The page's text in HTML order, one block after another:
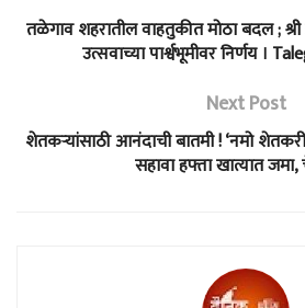
तळेगाव शहरातील वाहतुकीत मोठा बदल ; श्री
उत्सवाच्या पार्श्वभूमीवर निर्णय ।
Next Post
शेतकऱ्यांसाठी आनंदाची बातमी ! ‘नमो
सहावा हफ्ता खात्यात